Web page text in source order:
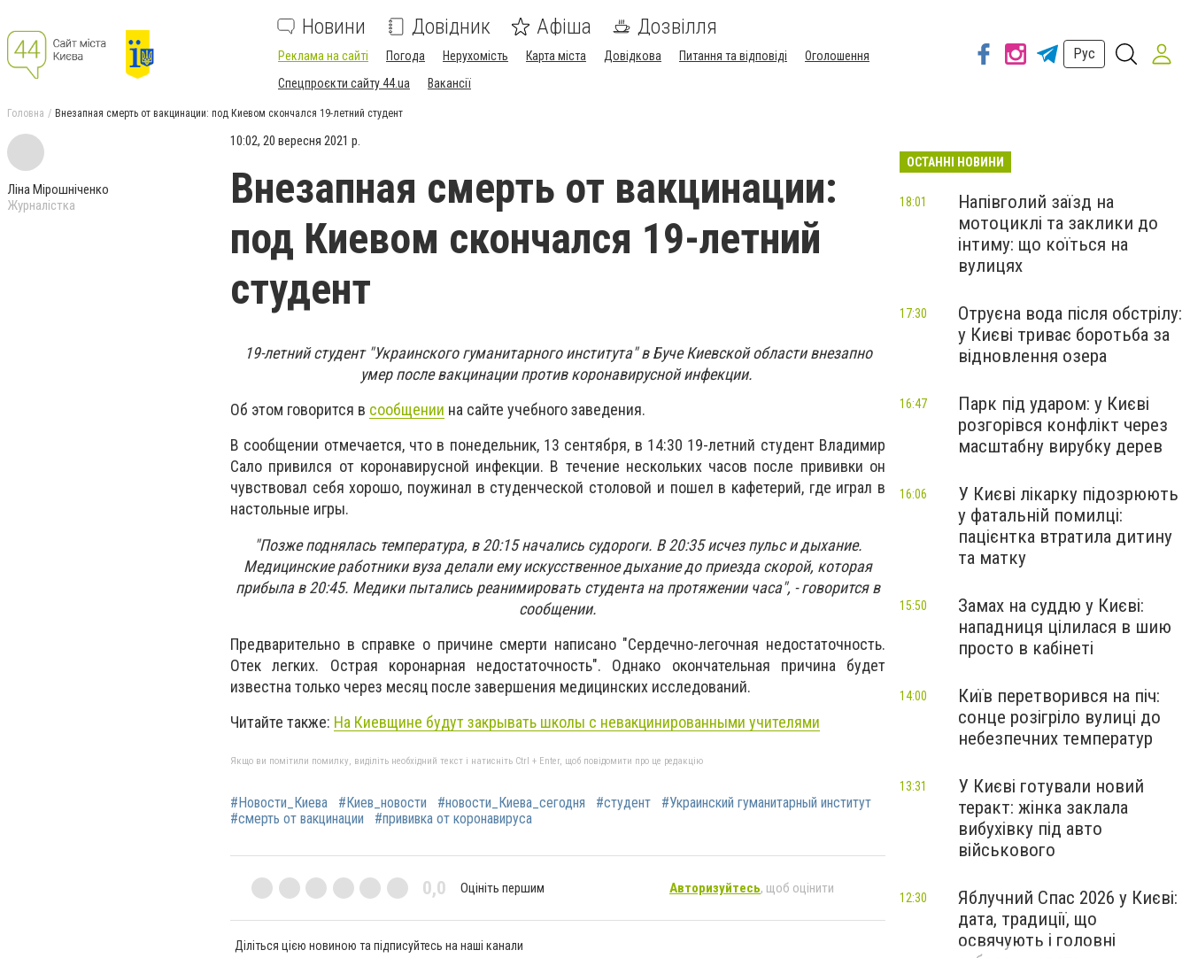
Новини Довідник Афіша Дозвілля
Реклама на сайті Погода Нерухомість Карта міста Довідкова Питання та відповіді
Оголошення
Спецпроєкти сайту 44.ua
Вакансії
Рус
Головна Внезапная смерть от вакцинации: под Киевом скончался 19-летний студент
Ліна Мірошніченко
Журналістка
10:02, 20 вересня 2021 р.
Внезапная смерть от вакцинации:
под Киевом скончался 19-летний
студент
19-летний студент "Украинского гуманитарного института" в Буче Киевской области внезапно
умер после вакцинации против коронавирусной инфекции.
Об этом говорится в сообщении на сайте учебного заведения.
В сообщении отмечается, что в понедельник, 13 сентября, в 14:30 19-летний студент Владимир
Сало привился от коронавирусной инфекции. В течение нескольких часов после прививки он
чувствовал себя хорошо, поужинал в студенческой столовой и пошел в кафетерий, где играл в
настольные игры.
"Позже поднялась температура, в 20:15 начались судороги. В 20:35 исчез пульс и дыхание.
Медицинские работники вуза делали ему искусственное дыхание до приезда скорой, которая
прибыла в 20:45. Медики пытались реанимировать студента на протяжении часа", - говорится в
сообщении.
Предварительно в справке о причине смерти написано "Сердечно-легочная недостаточность.
Отек легких. Острая коронарная недостаточность". Однако окончательная причина будет
известна только через месяц после завершения медицинских исследований.
Читайте также: На Киевщине будут закрывать школы с невакцинированными учителями
Якщо ви помітили помилку, виділіть необхідний текст і натисніть Ctrl + Enter, щоб повідомити про це редакцію
#Новости_Киева #Киев_новости #новости_Киева_сегодня #студент
#Украинский гуманитарный институт
#смерть от вакцинации
#прививка от коронавируса
0,0 Оцініть першим Авторизуйтесь, щоб оцінити
Діліться цією новиною та підписуйтесь на наші канали
ОСТАННІ НОВИНИ
Напівголий заїзд на
мотоциклі та заклики до
інтиму: що коїться на
вулицях
18:01
Отруєна вода після обстрілу:
у Києві триває боротьба за
відновлення озера
17:30
Парк під ударом: у Києві
розгорівся конфлікт через
масштабну вирубку дерев
16:47
У Києві лікарку підозрюють
у фатальній помилці:
пацієнтка втратила дитину
та матку
16:06
Замах на суддю у Києві:
нападниця цілилася в шию
просто в кабінеті
15:50
Київ перетворився на піч:
сонце розігріло вулиці до
небезпечних температур
14:00
У Києві готували новий
теракт: жінка заклала
вибухівку під авто
військового
13:31
Яблучний Спас 2026 у Києві:
дата, традиції, що
освячують і головні
12:30